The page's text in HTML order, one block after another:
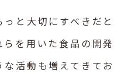
と大切にすべきだと
を用いた食品の開発
活動も増えてきてお